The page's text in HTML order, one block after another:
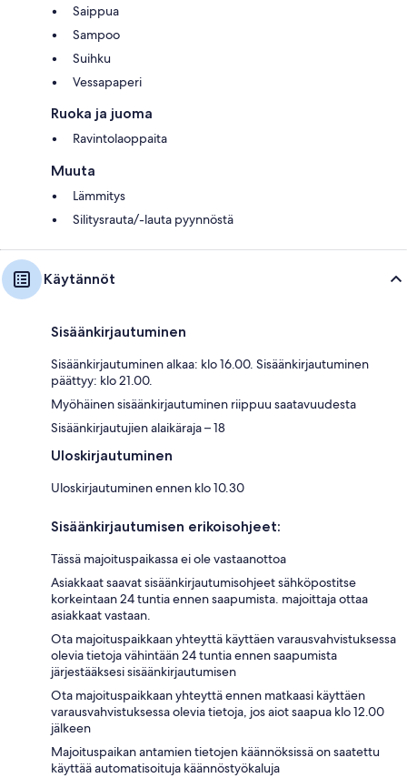
Saippua
Sampoo
Suihku
Vessapaperi
Ruoka ja juoma
Ravintolaoppaita
Muuta
Lämmitys
Silitysrauta/-lauta pyynnöstä
Käytännöt
Sisäänkirjautuminen
Sisäänkirjautuminen alkaa: klo 16.00. Sisäänkirjautuminen
päättyy: klo 21.00.
Myöhäinen sisäänkirjautuminen riippuu saatavuudesta
Sisäänkirjautujien alaikäraja – 18
Uloskirjautuminen
Uloskirjautuminen ennen klo 10.30
Sisäänkirjautumisen erikoisohjeet:
Tässä majoituspaikassa ei ole vastaanottoa
Asiakkaat saavat sisäänkirjautumisohjeet sähköpostitse
korkeintaan 24 tuntia ennen saapumista. majoittaja ottaa
asiakkaat vastaan.
Ota majoituspaikkaan yhteyttä käyttäen varausvahvistuksessa
olevia tietoja vähintään 24 tuntia ennen saapumista
järjestääksesi sisäänkirjautumisen
Ota majoituspaikkaan yhteyttä ennen matkaasi käyttäen
varausvahvistuksessa olevia tietoja, jos aiot saapua klo 12.00
jälkeen
Majoituspaikan antamien tietojen käännöksissä on saatettu
käyttää automatisoituja käännöstyökaluja